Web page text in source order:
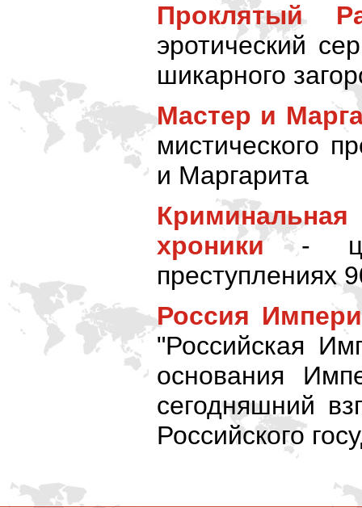
Проклятый
эротический
шикарного
Мастер и
мистического
и Маргарита
хроники-
преступлениях
Россия
"Российская
основания
сегодняшний
Российского